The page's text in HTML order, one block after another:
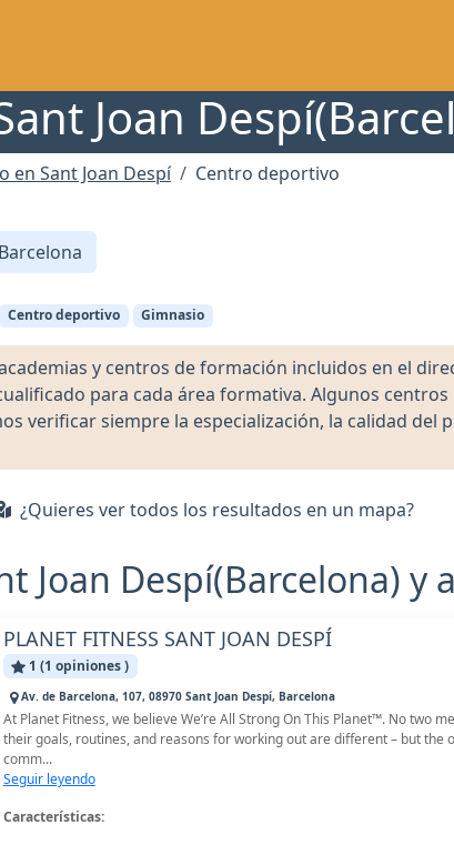
Joan
en Sant Joan Despí Centro deportivo
Centro deportivo Gimnasio
y centros de formación incluidos en el
para cada área formativa. Algunos
verificar siempre la especialización, la calidad del
¿Quieres ver todos los resultados en un mapa?
Joan Despí(Barcelona) y
PLANET FITNESS SANT JOAN DESPÍ
1 (1 opiniones )
Av. de Barcelona, 107, 08970 Sant Joan Despí, Barcelona
At Planet Fitness, we believe We’re All Strong On This Planet™. No two
their goals, routines, and reasons for working out are different – but the
comm...
Seguir leyendo
Características: